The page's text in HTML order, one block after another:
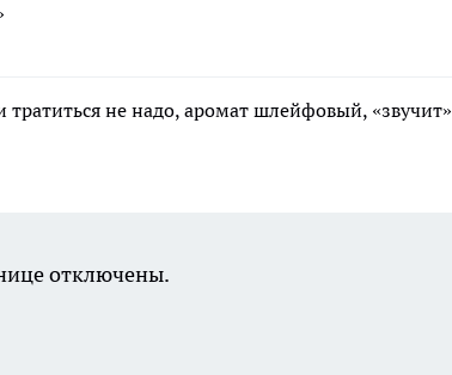
не надо, аромат шлейфовый, «звучит»
отключены.